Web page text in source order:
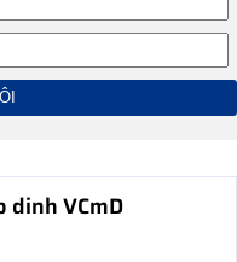
dinh VCmD